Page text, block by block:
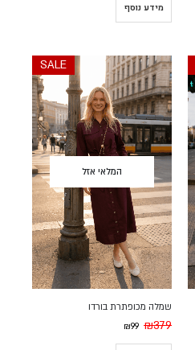
מידע נוסף
המלאי אזל
SALE
שמלה מכופתרת בורדו
₪379
₪99